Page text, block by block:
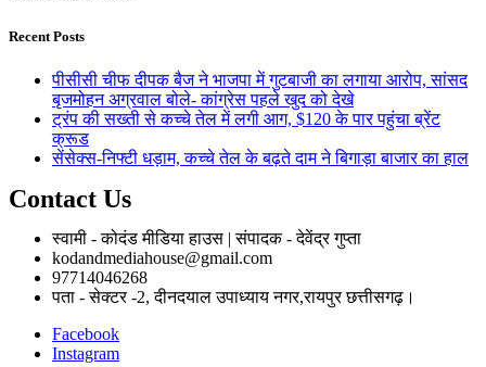
Recent Posts
पीसीसी चीफ दीपक बैज ने भाजपा में गुटबाजी का लगाया आरोप, सांसद
बृजमोहन अग्रवाल बोले- कांग्रेस पहले खुद को देखे
ट्रंप की सख्ती से कच्चे तेल में लगी आग, $120 के पार पहुंचा ब्रेंट
क्रूड
सेंसेक्स-निफ्टी धड़ाम, कच्चे तेल के बढ़ते दाम ने बिगाड़ा बाजार का हाल
Contact Us
स्वामी - कोदंड मीडिया हाउस | संपादक - देवेंद्र गुप्ता
kodandmediahouse@gmail.com
97714046268
पता - सेक्टर -2, दीनदयाल उपाध्याय नगर,रायपुर छत्तीसगढ़।
Facebook
Instagram